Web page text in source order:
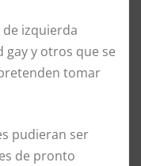
izquierda
gay y otros que se
tomar
pudieran ser
de pronto